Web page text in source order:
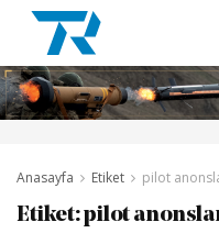
Anasayfa Etiket pilot
Etiket:pilot